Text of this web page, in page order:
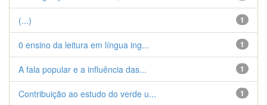
1
(...)
1
0 ensino da leitura em língua ing...
1
A fala popular e a influência das...
1
Contribuição ao estudo do verde u...